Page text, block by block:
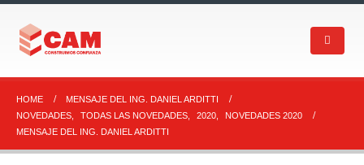
HOME
MENSAJE DEL ING. DANIEL ARDITTI
NOVEDADES
TODAS LAS NOVEDADES 2020
NOVEDADES 2020
MENSAJE DEL ING. DANIEL ARDITTI